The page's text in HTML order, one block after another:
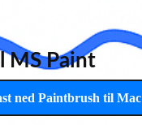
MS Paint
ned Paintbrush til Mac